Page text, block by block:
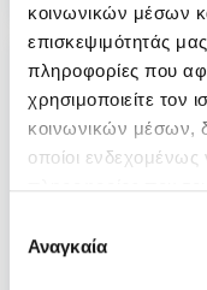
κοινωνικών μέσων
επισκεψιμότητάς
πληροφορίες που
χρησιμοποιείτε τον
κοινωνικών μέσων,
οποίοι
πληροφορίες που
των υπηρεσιών τους.
συγκατάθεσης
Αναγκαία